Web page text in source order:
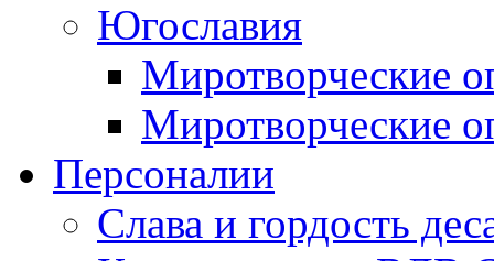
Югославия
Миротворческие
Миротворческие
Персоналии
Слава и гордость